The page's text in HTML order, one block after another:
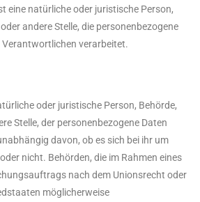
eine natürliche oder juristische Person,
andere Stelle, die personenbezogene
verarbeitet.
oder juristische Person, Behörde,
Stelle, der personenbezogene Daten
davon, ob es sich bei ihr um
nicht. Behörden, die im Rahmen eines
nach dem Unionsrecht oder
möglicherweise